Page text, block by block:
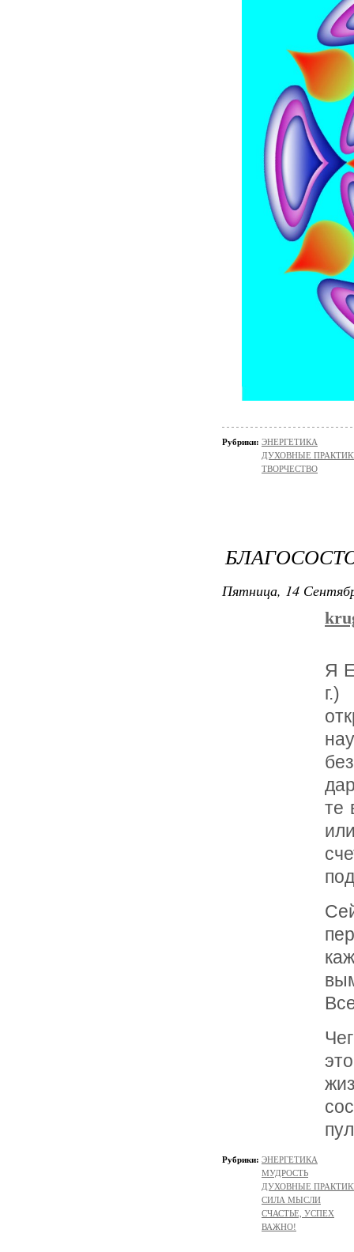
Рубрики: ЭНЕРГЕТИКА
ДУХОВНЫЕ
ТВОРЧЕСТВО
Пятница, 14
Я
те
Рубрики: ЭНЕРГЕТИКА
МУДРОСТЬ
ДУХОВНЫЕ
СИЛА МЫСЛИ
СЧАСТЬЕ, УСПЕХ
ВАЖНО!